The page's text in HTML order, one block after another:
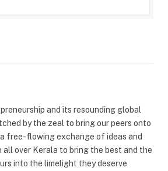
and its resounding global
by the zeal to bring our peers onto
free-flowing exchange of ideas and
all over Kerala to bring the best and the
into the limelight they deserve